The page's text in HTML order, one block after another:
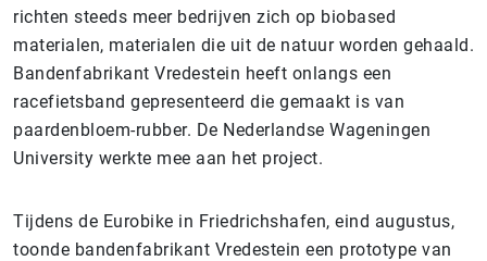
richten steeds meer bedrijven zich op biobased
materialen, materialen die uit de natuur worden gehaald.
Bandenfabrikant Vredestein heeft onlangs een
racefietsband gepresenteerd die gemaakt is van
paardenbloem-rubber. De Nederlandse Wageningen
University werkte mee aan het project.
Tijdens de Eurobike in Friedrichshafen, eind augustus,
toonde bandenfabrikant Vredestein een prototype van